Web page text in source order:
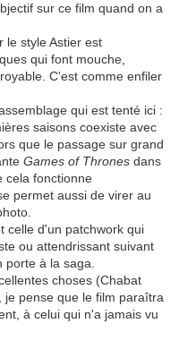
sur ce film quand on a
le style Astier est
qui font mouche,
C'est comme enfiler
qui est tenté ici :
saisons coexiste avec
que le passage sur grand
Games of Thrones dans
cela fonctionne
permet aussi de virer au
celle d'un patchwork qui
ou attendrissant suivant
à la saga.
choses (Chabat
je pense que le film paraîtra
à celui qui n'a jamais vu